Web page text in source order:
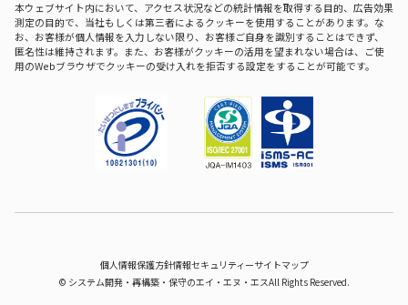
本ウェブサイト内において、アクセス状況などの統計情報を取得する目的、広告効果
測定の目的で、当社もしくは第三者によるクッキーを使用することがあります。な
お、お客様が個人情報を入力しない限り、お客様ご自身を識別することはできず、
匿名性は維持されます。また、お客様がクッキーの活用を望まれない場合は、ご使
用のWebブラウザでクッキーの受け入れを拒否する設定をすることが可能です。
© システム開発‧再構築‧保守のエイ‧エヌ‧エスAll Rights Reserved.
個人情報保護方針情報セキュリティーサイトマップ